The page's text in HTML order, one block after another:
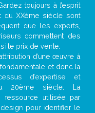
toujours à l’esprit
du XXème siècle sont
que les experts,
commettent des
le prix de vente.
d’une œuvre à
et donc la
d’expertise et
20ème siècle. La
ressource utilisée par
pour identifier le